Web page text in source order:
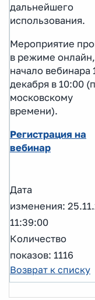
дальнейшего
использования.
Мероприятие
в режиме онлайн,
начало вебинара
декабря в 10:00
московскому
времени).
Регистрация на
вебинар
Дата
изменения:
11:39:00
Количество
показов: 1116
Возврат к списку